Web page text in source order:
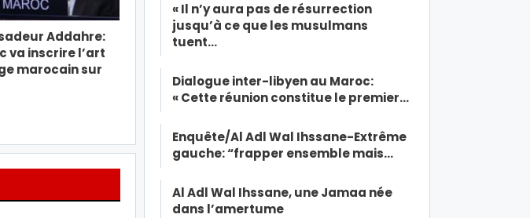
Addahre:
va inscrire l’art
marocain sur
« Il n’y aura pas de résurrection
jusqu’à ce que les musulmans
tuent…
Dialogue inter-libyen au Maroc:
« Cette réunion constitue le premier…
Enquête/Al Adl Wal Ihssane-Extrême
gauche: “frapper ensemble mais…
Al Adl Wal Ihssane, une Jamaa née
dans l’amertume